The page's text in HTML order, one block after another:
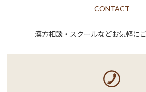
CONTACT
漢方相談・スクールなどお気軽に